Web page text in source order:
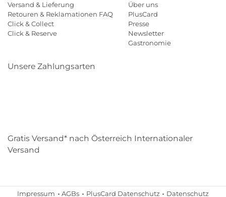
Versand & Lieferung
Retouren & Reklamationen FAQ
Click & Collect
Click & Reserve
Über uns
PlusCard
Presse
Newsletter
Gastronomie
Unsere Zahlungsarten
Gratis Versand* nach Österreich Internationaler
Versand
Impressum AGBs PlusCard Datenschutz Datenschutz